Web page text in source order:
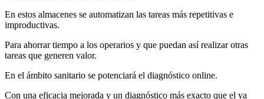
En estos almacenes se automatizan las tareas más repetitivas e
improductivas.
Para ahorrar tiempo a los operarios y que puedan así realizar otras
tareas que generen valor.
En el ámbito sanitario se potenciará el diagnóstico online.
Con una eficacia mejorada y un diagnóstico más exacto que el ya